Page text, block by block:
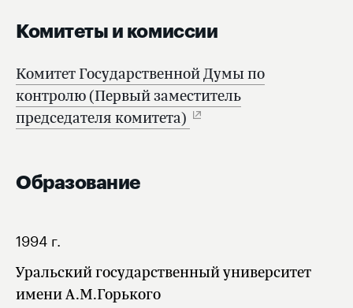
Комитеты и комиссии
Комитет Государственной Думы по
контролю (Первый заместитель
председателя комитета)
Образование
1994 г.
Уральский государственный университет
имени А.М.Горького